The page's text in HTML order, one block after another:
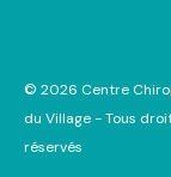
© 2026 Centre
du Village - Tous
réservés